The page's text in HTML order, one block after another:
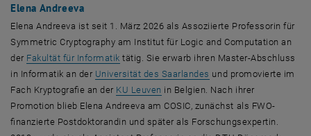
Elena Andreeva
Elena Andreeva ist seit 1. März 2026 als Assoziierte Professorin für
Symmetric Cryptography am Institut für Logic and Computation an
der Fakultät für Informatik, öffnet eine externe URL in einem neuen
tätig. Sie erwarb ihren Master-Abschluss
in Informatik an der Universität des Saarlandes , öffnet eine externe
und promovierte im
Fach Kryptografie an der KU Leuven , öffnet eine externe URL in einem
in Belgien. Nach ihrer
Promotion blieb Elena Andreeva am COSIC, zunächst als FWO-
finanzierte Postdoktorandin und später als Forschungsexpertin.